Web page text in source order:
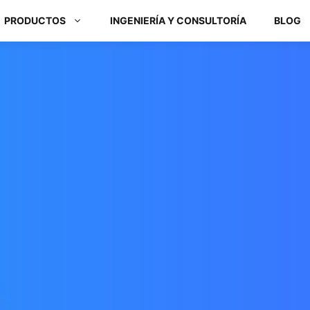
PRODUCTOS INGENIERÍA Y CONSULTORÍA BLOG